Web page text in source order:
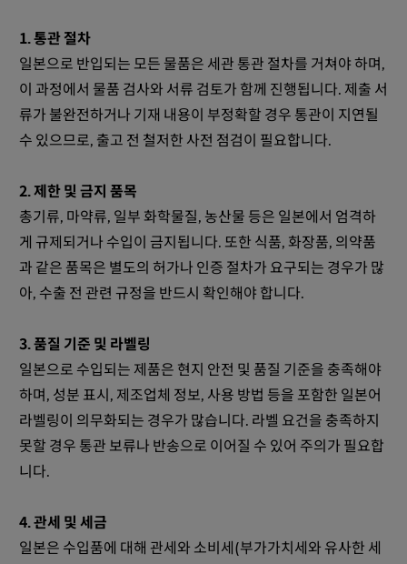
1. 통관 절차
일본으로 반입되는 모든 물품은 세관 통관 절차를 거쳐야 하며,
이 과정에서 물품 검사와 서류 검토가 함께 진행됩니다. 제출 서
류가 불완전하거나 기재 내용이 부정확할 경우 통관이 지연될
수 있으므로, 출고 전 철저한 사전 점검이 필요합니다.
2. 제한 및 금지 품목
총기류, 마약류, 일부 화학물질, 농산물 등은 일본에서 엄격하
게 규제되거나 수입이 금지됩니다. 또한 식품, 화장품, 의약품
과 같은 품목은 별도의 허가나 인증 절차가 요구되는 경우가 많
아, 수출 전 관련 규정을 반드시 확인해야 합니다.
3. 품질 기준 및 라벨링
일본으로 수입되는 제품은 현지 안전 및 품질 기준을 충족해야
하며, 성분 표시, 제조업체 정보, 사용 방법 등을 포함한 일본어
라벨링이 의무화되는 경우가 많습니다. 라벨 요건을 충족하지
못할 경우 통관 보류나 반송으로 이어질 수 있어 주의가 필요합
니다.
4. 관세 및 세금
일본은 수입품에 대해 관세와 소비세(부가가치세와 유사한 세